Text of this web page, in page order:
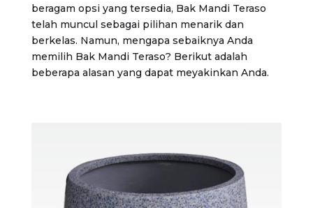
beragam opsi yang tersedia, Bak Mandi Teraso
telah muncul sebagai pilihan menarik dan
berkelas. Namun, mengapa sebaiknya Anda
memilih Bak Mandi Teraso? Berikut adalah
beberapa alasan yang dapat meyakinkan Anda.